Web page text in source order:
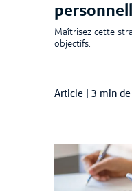
Maîtrisez cette
objectifs.
Article 3 min